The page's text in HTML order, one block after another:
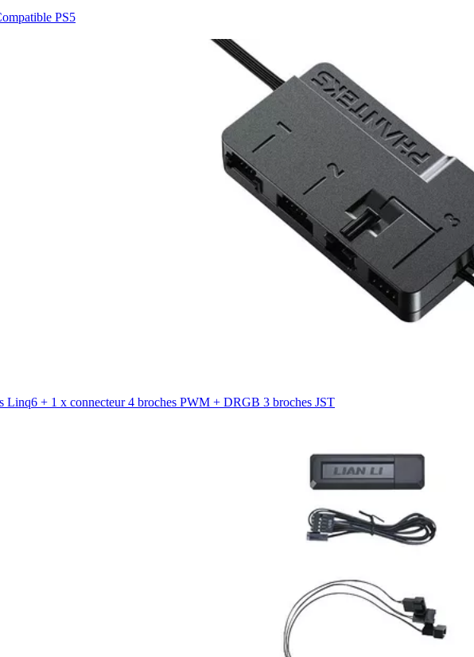
PS5
Linq6 + 1 x connecteur 4 broches PWM + DRGB 3 broches JST